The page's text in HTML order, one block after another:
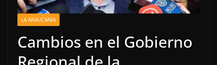
LA ARAUCANIA
Cambios en el Gobierno